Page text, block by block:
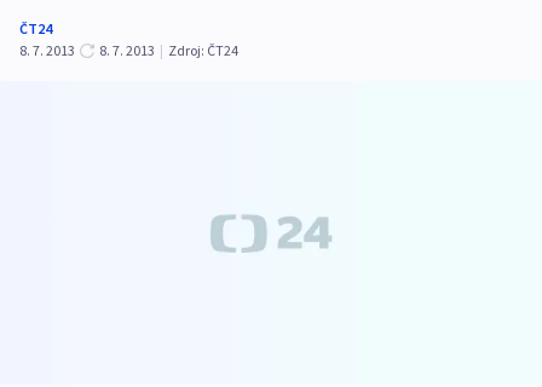
ČT24
8. 7. 2013
8. 7. 2013 | Zdroj: ČT24